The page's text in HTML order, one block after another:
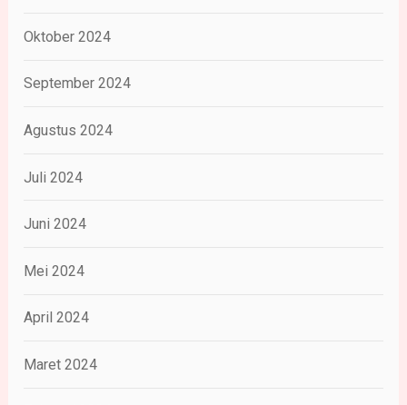
Oktober 2024
September 2024
Agustus 2024
Juli 2024
Juni 2024
Mei 2024
April 2024
Maret 2024